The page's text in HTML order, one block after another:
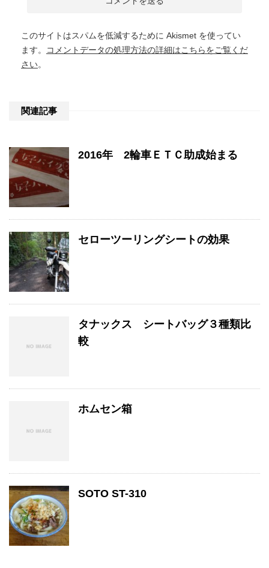
このサイトはスパムを低減するために Akismet を使ってい
ます。
コメントデータの処理方法の詳細はこちらをご覧くだ
さい。
関連記事
2016年 2輪車ＥＴＣ助成始まる
セローツーリングシートの効果
タナックス シートバッグ３種類比
較
ホムセン箱
SOTO ST-310